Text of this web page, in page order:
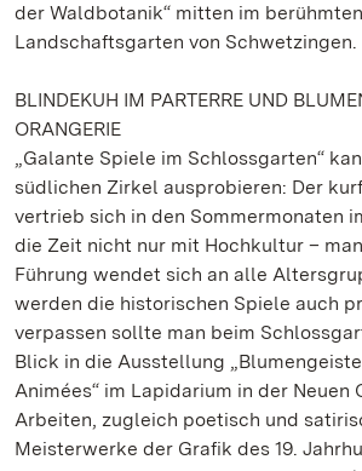
der Waldbotanik“ mitten im
Landschaftsgarten von Schwetzingen.
BLINDEKUH IM PARTERRE UND
ORANGERIE
„Galante Spiele im Schlossgarten“
südlichen Zirkel ausprobieren: Der
vertrieb sich in den Sommermonaten
die Zeit nicht nur mit Hochkultur –
Führung wendet sich an alle
werden die historischen Spiele auch
verpassen sollte man beim
Blick in die Ausstellung
Animées“ im Lapidarium in der Neuen
Arbeiten, zugleich poetisch und
Meisterwerke der Grafik des 19.